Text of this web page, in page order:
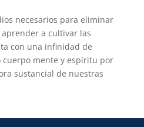
necesarios para eliminar
a cultivar las
con una infinidad de
mente y espíritu por
sustancial de nuestras